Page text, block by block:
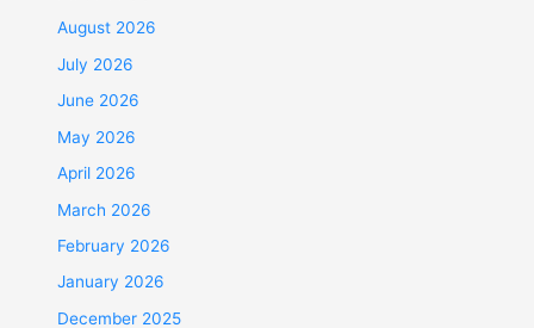
August 2026
July 2026
June 2026
May 2026
April 2026
March 2026
February 2026
January 2026
December 2025